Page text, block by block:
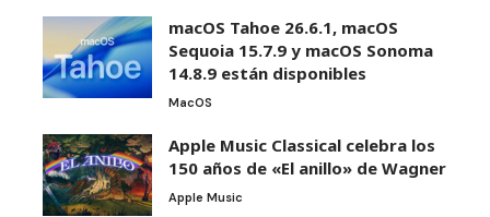
macOS Tahoe 26.6.1, macOS
Sequoia 15.7.9 y macOS Sonoma
14.8.9 están disponibles
MacOS
Apple Music Classical celebra los
150 años de «El anillo» de Wagner
Apple Music